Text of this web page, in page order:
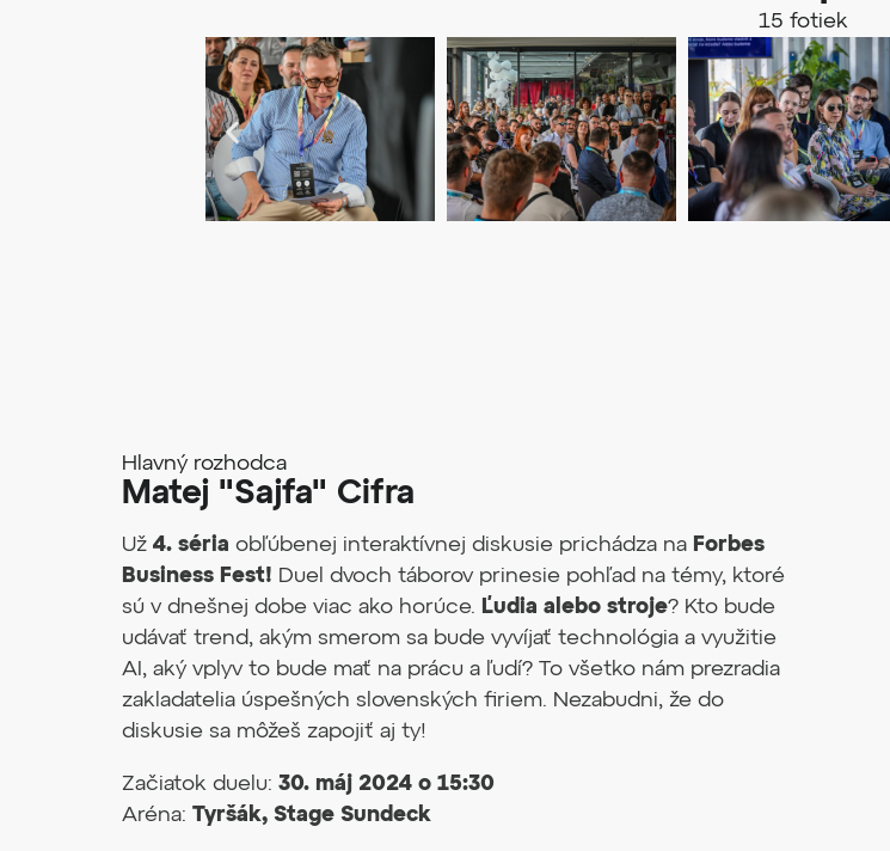
15 fotiek
Hlavný rozhodca
Matej "Sajfa" Cifra
Už 4. séria obľúbenej interaktívnej diskusie prichádza na Forbes
Business Fest! Duel dvoch táborov prinesie pohľad na témy, ktoré
sú v dnešnej dobe viac ako horúce.
Ľudia alebo stroje? Kto bude
udávať trend, akým smerom sa bude vyvíjať technológia a využitie
AI, aký vplyv to bude mať na prácu a ľudí? To všetko nám prezradia
zakladatelia úspešných slovenských firiem. Nezabudni, že do
diskusie sa môžeš zapojiť aj ty!
Začiatok duelu: 30. máj 2024 o 15:30
Aréna: Tyršák, Stage Sundeck